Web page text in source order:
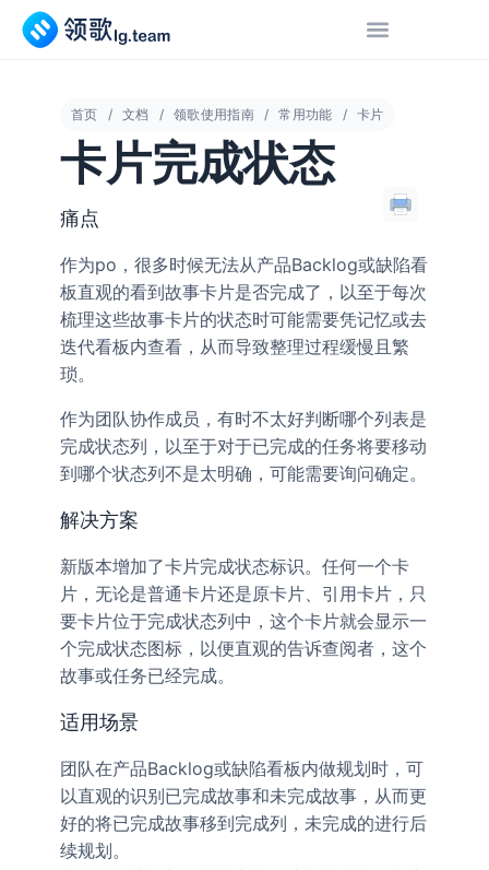
首页 文档 领歌使用指南 常用功能 卡片
卡片完成状态
痛点
作为po，很多时候无法从产品Backlog或缺陷看
板直观的看到故事卡片是否完成了，以至于每次
梳理这些故事卡片的状态时可能需要凭记忆或去
迭代看板内查看，从而导致整理过程缓慢且繁
琐。
作为团队协作成员，有时不太好判断哪个列表是
完成状态列，以至于对于已完成的任务将要移动
到哪个状态列不是太明确，可能需要询问确定。
解决方案
新版本增加了卡片完成状态标识。任何一个卡
片，无论是普通卡片还是原卡片、引用卡片，只
要卡片位于完成状态列中，这个卡片就会显示一
个完成状态图标，以便直观的告诉查阅者，这个
故事或任务已经完成。
适用场景
团队在产品Backlog或缺陷看板内做规划时，可
以直观的识别已完成故事和未完成故事，从而更
好的将已完成故事移到完成列，未完成的进行后
续规划。